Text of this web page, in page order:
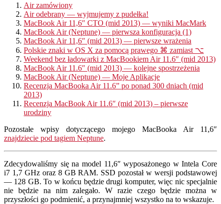
Air zamówiony
Air odebrany — wyjmujemy z pudełka!
MacBook Air 11,6″ CTO (mid 2013) — wyniki MacMark
MacBook Air (Neptune) — pierwsza konfiguracja (1)
MacBook Air 11,6″ (mid 2013) — pierwsze wrażenia
Polskie znaki w OS X za pomocą prawego ⌘ zamiast ⌥
Weekend bez ładowarki z MacBookiem Air 11.6″ (mid 2013)
MacBook Air 11.6″ (mid 2013) — kolejne spostrzeżenia
MacBook Air (Neptune) — Moje Aplikacje
Recenzja MacBooka Air 11.6” po ponad 300 dniach (mid
2013)
Recenzja MacBook Air 11.6″ (mid 2013) – pierwsze
urodziny
Pozostałe wpisy dotyczącego mojego MacBooka Air 11,6″
znajdziecie pod tagiem Neptune.
Zdecydowaliśmy się na model 11,6″ wyposażonego w Intela Core
i7 1,7 GHz oraz 8 GB RAM. SSD pozostał w wersji podstawowej
— 128 GB. To w końcu będzie drugi komputer, więc nic specjalnie
nie będzie na nim zalegało. W razie czego będzie można w
przyszłości go podmienić, a przynajmniej wszystko na to wskazuje.